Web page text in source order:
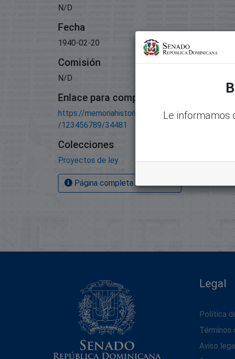
N/D
Fecha
1940-02-20
Comisión
N/D
Enlace para compartir este artículo
https://memoriahistorica.senadord.gob.do/handle
/123456789/34481
Colecciones
Proyectos de ley
Página completa del artículo
Legal
Política
Términos
Aviso
Le informamos